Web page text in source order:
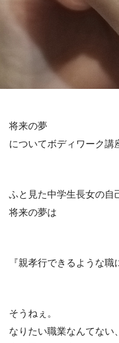
将来の夢
についてボディワーク講
ふと見た中学生長女の自
将来の夢は
『親孝行できるような職
そうねぇ。
なりたい職業なんてない